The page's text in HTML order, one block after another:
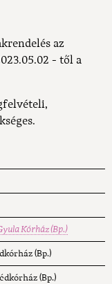
az
- től a
Kórház (Bp.)
(Bp.)
(Bp.)